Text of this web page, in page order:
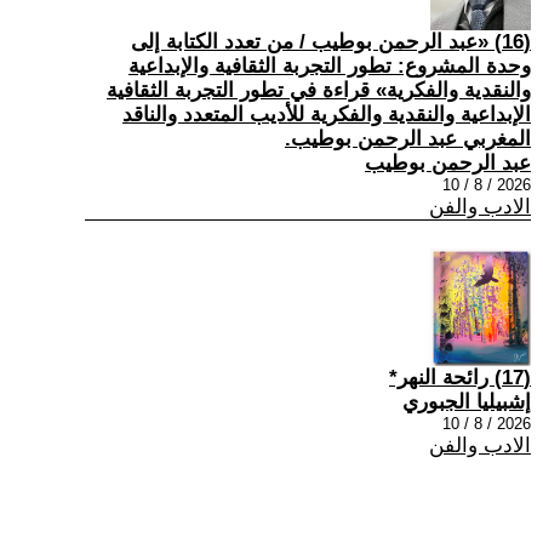
(16) «عبد الرحمن بوطيب / من تعدد الكتابة إلى
وحدة المشروع: تطور التجربة الثقافية والإبداعية
والنقدية والفكرية» قراءة في تطور التجربة الثقافية
الإبداعية والنقدية والفكرية للأديب المتعدد والناقد
المغربي عبد الرحمن بوطيب.
عبد الرحمن بوطيب
2026 / 8 / 10
الادب والفن
(17) رائحة النهر*
إشبيليا الجبوري
2026 / 8 / 10
الادب والفن